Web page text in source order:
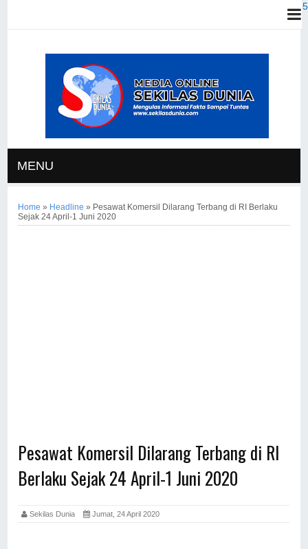
MENU
Home » Headline » Pesawat Komersil Dilarang Terbang di RI Berlaku
Sejak 24 April-1 Juni 2020
Pesawat Komersil Dilarang Terbang di RI
Berlaku Sejak 24 April-1 Juni 2020
Sekilas Dunia Jumat, 24 April 2020